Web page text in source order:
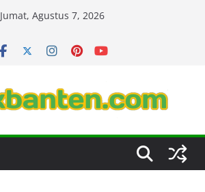
Jumat, Agustus 7, 2026